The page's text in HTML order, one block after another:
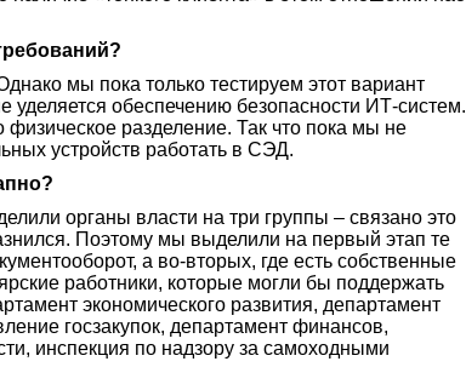
мы пока только тестируем этот вариант
обеспечению безопасности ИТ-систем.
разделение. Так что пока мы не
устройств работать в СЭД.
органы власти на три группы – связано это
Поэтому мы выделили на первый этап те
а во-вторых, где есть собственные
работники, которые могли бы поддержать
экономического развития, департамент
госзакупок, департамент финансов,
инспекция по надзору за самоходными